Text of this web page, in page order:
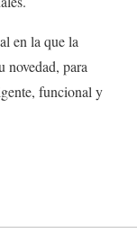
en la que la
novedad, para
funcional y